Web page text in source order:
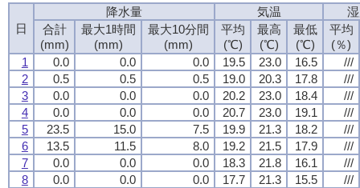
日
降水量 気温
合計
(mm)
最大1時間
(mm)
最大10分間
(mm)
平均
(℃)
最高
(℃)
最低
(℃)
平均
(％)
1
0.0 0.0 0.0 19.5 23.0 16.5
///
2
0.5 0.5 0.5 19.0 20.3 17.8
///
3
0.0 0.0 0.0 20.2 23.0 18.4
///
4
0.0 0.0 0.0 20.7 23.0 19.1
///
5
23.5 15.0 7.5 19.9 21.3 18.2
///
6
13.5 11.5 8.0 19.2 21.5 17.9
///
7
0.0 0.0 0.0 18.3 21.8 16.1
///
8
0.0 0.0 0.0 17.7 21.3 15.5
///
日
降水量 気温
合計
(mm)
最大1時間
(mm)
最大10分間
(mm)
平均
(℃)
最高
(℃)
最低
(℃)
平均
(％)
1
0.0 0.0 0.0 19.5 23.0 16.5
///
2
0.5 0.5 0.5 19.0 20.3 17.8
///
3
0.0 0.0 0.0 20.2 23.0 18.4
///
4
0.0 0.0 0.0 20.7 23.0 19.1
///
5
23.5 15.0 7.5 19.9 21.3 18.2
///
6
13.5 11.5 8.0 19.2 21.5 17.9
///
7
0.0 0.0 0.0 18.3 21.8 16.1
///
8
0.0 0.0 0.0 17.7 21.3 15.5
///
日
降水量 気温
合計
(mm)
最大1時間
(mm)
最大10分間
(mm)
平均
(℃)
最高
(℃)
最低
(℃)
平均
(％)
1
0.0 0.0 0.0 19.5 23.0 16.5
///
2
0.5 0.5 0.5 19.0 20.3 17.8
///
3
0.0 0.0 0.0 20.2 23.0 18.4
///
4
0.0 0.0 0.0 20.7 23.0 19.1
///
5
23.5 15.0 7.5 19.9 21.3 18.2
///
6
13.5 11.5 8.0 19.2 21.5 17.9
///
7
0.0 0.0 0.0 18.3 21.8 16.1
///
8
0.0 0.0 0.0 17.7 21.3 15.5
///
日
降水量 気温
合計
(mm)
最大1時間
(mm)
最大10分間
(mm)
平均
(℃)
最高
(℃)
最低
(℃)
平均
(％)
1
0.0 0.0 0.0 19.5 23.0 16.5
///
2
0.5 0.5 0.5 19.0 20.3 17.8
///
3
0.0 0.0 0.0 20.2 23.0 18.4
///
4
0.0 0.0 0.0 20.7 23.0 19.1
///
5
23.5 15.0 7.5 19.9 21.3 18.2
///
6
13.5 11.5 8.0 19.2 21.5 17.9
///
7
0.0 0.0 0.0 18.3 21.8 16.1
///
8
0.0 0.0 0.0 17.7 21.3 15.5
///